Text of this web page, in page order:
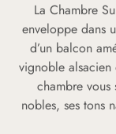
La Chambre
enveloppe dans
d’un balcon
vignoble alsacien
chambre vous
nobles, ses tons